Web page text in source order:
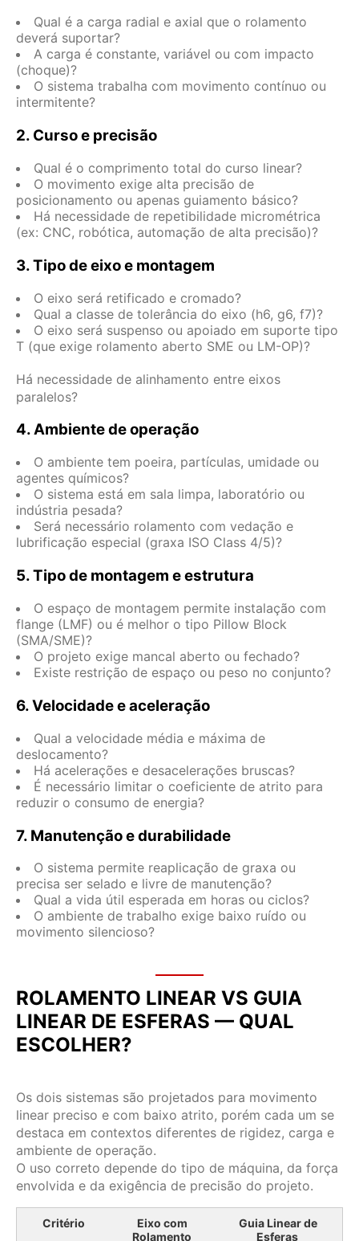
Qual é a carga radial e axial que o rolamento
deverá suportar?
A carga é constante, variável ou com impacto
(choque)?
O sistema trabalha com movimento contínuo ou
intermitente?
2. Curso e precisão
Qual é o comprimento total do curso linear?
O movimento exige alta precisão de
posicionamento ou apenas guiamento básico?
Há necessidade de repetibilidade micrométrica
(ex: CNC, robótica, automação de alta precisão)?
3. Tipo de eixo e montagem
O eixo será retificado e cromado?
Qual a classe de tolerância do eixo (h6, g6, f7)?
O eixo será suspenso ou apoiado em suporte tipo
T (que exige rolamento aberto SME ou LM-OP)?
Há necessidade de alinhamento entre eixos
paralelos?
4. Ambiente de operação
O ambiente tem poeira, partículas, umidade ou
agentes químicos?
O sistema está em sala limpa, laboratório ou
indústria pesada?
Será necessário rolamento com vedação e
lubrificação especial (graxa ISO Class 4/5)?
5. Tipo de montagem e estrutura
O espaço de montagem permite instalação com
flange (LMF) ou é melhor o tipo Pillow Block
(SMA/SME)?
O projeto exige mancal aberto ou fechado?
Existe restrição de espaço ou peso no conjunto?
6. Velocidade e aceleração
Qual a velocidade média e máxima de
deslocamento?
Há acelerações e desacelerações bruscas?
É necessário limitar o coeficiente de atrito para
reduzir o consumo de energia?
7. Manutenção e durabilidade
O sistema permite reaplicação de graxa ou
precisa ser selado e livre de manutenção?
Qual a vida útil esperada em horas ou ciclos?
O ambiente de trabalho exige baixo ruído ou
movimento silencioso?
ROLAMENTO LINEAR VS GUIA
LINEAR DE ESFERAS — QUAL
ESCOLHER?
Os dois sistemas são projetados para movimento
linear preciso e com baixo atrito, porém cada um se
destaca em contextos diferentes de rigidez, carga e
ambiente de operação.
O uso correto depende do tipo de máquina, da força
envolvida e da exigência de precisão do projeto.
Critério
Eixo com
Rolamento
Guia Linear de
Esferas